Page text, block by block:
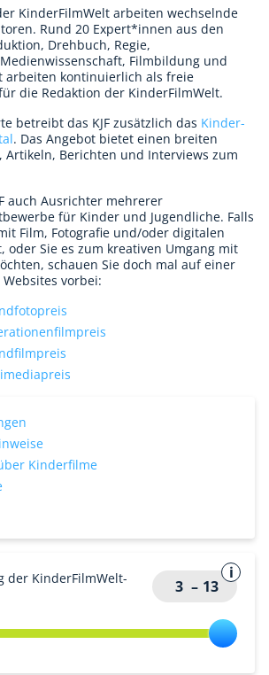
KinderFilmWelt arbeiten wechselnde
Rund 20 Expert*innen aus den
Drehbuch, Regie,
Filmbildung und
arbeiten kontinuierlich als freie
die Redaktion der KinderFilmWelt.
betreibt das KJF zusätzlich das Kinder-
. Das Angebot bietet einen breiten
Artikeln, Berichten und Interviews zum
auch Ausrichter mehrerer
für Kinder und Jugendliche. Falls
Film, Fotografie und/oder digitalen
oder Sie es zum kreativen Umgang mit
schauen Sie doch mal auf einer
vorbei:
Kinderfilme
der KinderFilmWelt-
3 – 13